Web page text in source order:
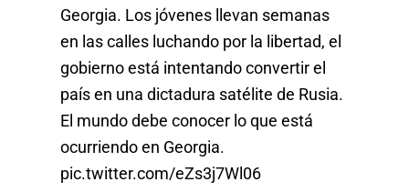
Georgia. Los jóvenes llevan semanas
en las calles luchando por la libertad, el
gobierno está intentando convertir el
país en una dictadura satélite de Rusia.
El mundo debe conocer lo que está
ocurriendo en Georgia.
pic.twitter.com/eZs3j7Wl06